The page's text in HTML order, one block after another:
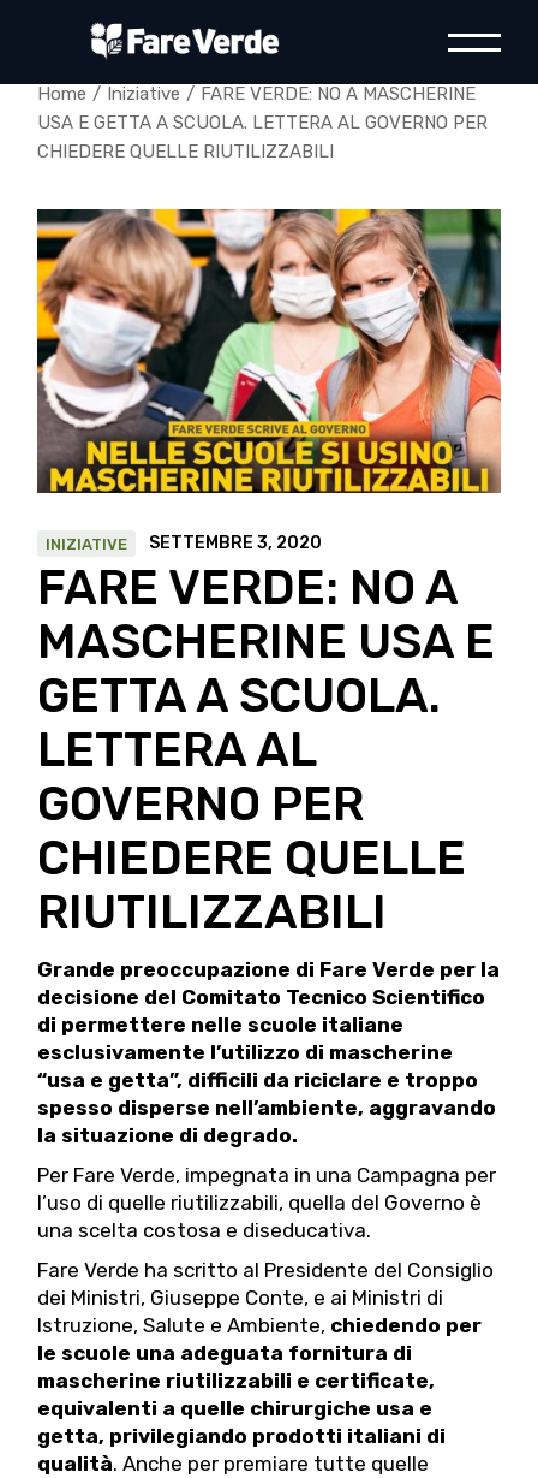
Home Iniziative
FARE VERDE: NO A MASCHERINE
USA E GETTA A SCUOLA. LETTERA AL GOVERNO PER
CHIEDERE QUELLE RIUTILIZZABILI
INIZIATIVE SETTEMBRE 3, 2020
FARE VERDE: NO A
MASCHERINE USA E
GETTA A SCUOLA.
LETTERA AL
GOVERNO PER
CHIEDERE QUELLE
RIUTILIZZABILI
Grande preoccupazione di Fare Verde per la
decisione del Comitato Tecnico Scientifico
di permettere nelle scuole italiane
esclusivamente l’utilizzo di mascherine
“usa e getta”, difficili da riciclare e troppo
spesso disperse nell’ambiente, aggravando
la situazione di degrado.
Per Fare Verde, impegnata in una Campagna per
l’uso di quelle riutilizzabili, quella del Governo è
una scelta costosa e diseducativa.
Fare Verde ha scritto al Presidente del Consiglio
dei Ministri, Giuseppe Conte, e ai Ministri di
Istruzione, Salute e Ambiente, chiedendo per
le scuole una adeguata fornitura di
mascherine riutilizzabili e certificate,
equivalenti a quelle chirurgiche usa e
getta, privilegiando prodotti italiani di
qualità. Anche per premiare tutte quelle